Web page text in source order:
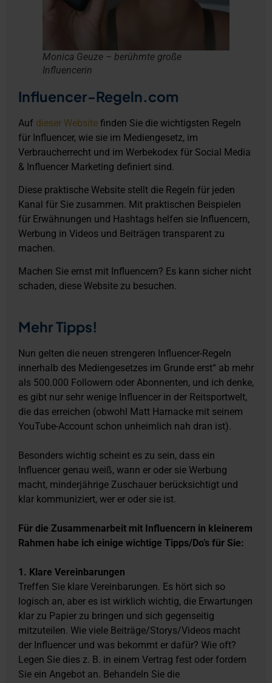
Monica Geuze – berühmte große
Influencerin
Influencer-Regeln.com
Auf dieser Website finden Sie die wichtigsten Regeln
für Influencer, wie sie im Mediengesetz, im
Verbraucherrecht und im Werbekodex für Social Media
& Influencer Marketing definiert sind.
Diese praktische Website stellt die Regeln für jeden
Kanal für Sie zusammen. Mit praktischen Beispielen
für Erwähnungen und Hashtags helfen sie Influencern,
Werbung in Videos und Beiträgen transparent zu
machen.
Machen Sie ernst mit Influencern? Es kann sicher nicht
schaden, diese Website zu besuchen.
Mehr Tipps!
Nun gelten die neuen strengeren Influencer-Regeln
innerhalb des Mediengesetzes im Grunde erst“ ab mehr
als 500.000 Followern oder Abonnenten, und ich denke,
es gibt nur sehr wenige Influencer in der Reitsportwelt,
die das erreichen (obwohl Matt Harnacke mit seinem
YouTube-Account schon unheimlich nah dran ist).
Besonders wichtig scheint es zu sein, dass ein
Influencer genau weiß, wann er oder sie Werbung
macht, minderjährige Zuschauer berücksichtigt und
klar kommuniziert, wer er oder sie ist.
Für die Zusammenarbeit mit Influencern in kleinerem
Rahmen habe ich einige wichtige Tipps/Do’s für Sie:
1. Klare Vereinbarungen
Treffen Sie klare Vereinbarungen. Es hört sich so
logisch an, aber es ist wirklich wichtig, die Erwartungen
klar zu Papier zu bringen und sich gegenseitig
mitzuteilen. Wie viele Beiträge/Storys/Videos macht
der Influencer und was bekommt er dafür? Wie oft?
Legen Sie dies z. B. in einem Vertrag fest oder fordern
Sie ein Angebot an. Behandeln Sie die